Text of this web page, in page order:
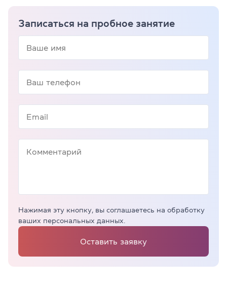
Записаться на пробное занятие
Нажимая эту кнопку, вы соглашаетесь на обработку
ваших персональных данных.
Оставить заявку